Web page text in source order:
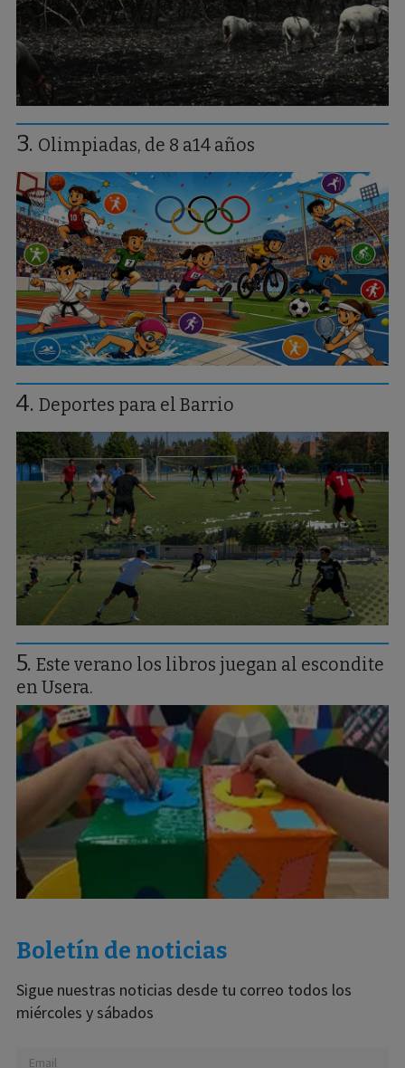
Olimpiadas, de 8 a14 años
Deportes para el Barrio
Este verano los libros juegan al escondite
en Usera.
Boletín de noticias
Sigue nuestras noticias desde tu correo todos los
miércoles y sábados